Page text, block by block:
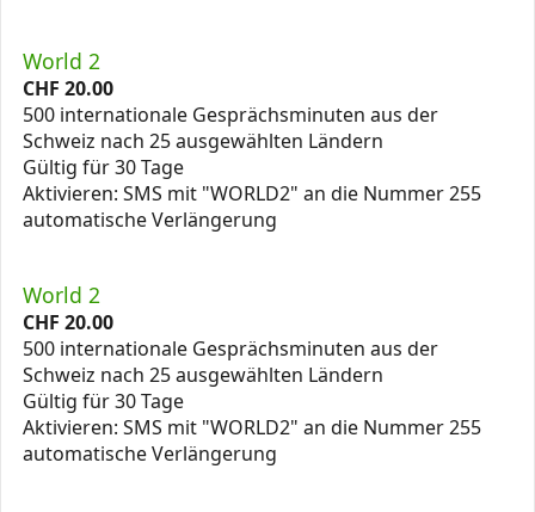
World 2
CHF 20.00
500 internationale Gesprächsminuten aus der
Schweiz nach 25 ausgewählten Ländern
Gültig für 30 Tage
Aktivieren: SMS mit "WORLD2" an die Nummer 255
automatische Verlängerung
World 2
CHF 20.00
500 internationale Gesprächsminuten aus der
Schweiz nach 25 ausgewählten Ländern
Gültig für 30 Tage
Aktivieren: SMS mit "WORLD2" an die Nummer 255
automatische Verlängerung